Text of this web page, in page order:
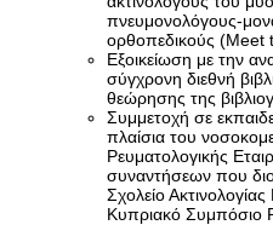
πνευμονολόγους-
ορθοπεδικούς
Εξοικείωση με την
σύγχρονη διεθνή
θεώρησης της
Συμμετοχή σε
πλαίσια του
Ρευματολογικής
συναντήσεων που
Σχολείο
Κυπριακό Συμπόσιο